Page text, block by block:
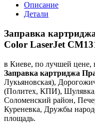
Описание
Детали
Заправка
Color LaserJet
в Киеве, по лучшей цене,
Заправка картриджа
Лукьяновская),
(Политех, КПИ),
Соломенский район,
Куреневка, Дружбы
площадь.